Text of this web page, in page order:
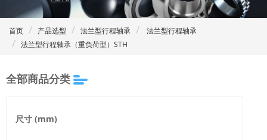
首页 产品选型 法兰型行程轴承
法兰型行程轴承
法兰型行程轴承（重负荷型）STH
全部商品分类
尺寸 (mm)